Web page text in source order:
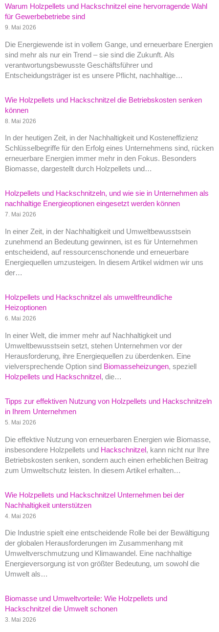
Warum Holzpellets und Hackschnitzel eine hervorragende Wahl
für Gewerbebetriebe sind
9. Mai 2026
Die Energiewende ist in vollem Gange, und erneuerbare Energien
sind mehr als nur ein Trend – sie sind die Zukunft. Als
verantwortungsbewusste Geschäftsführer und
Entscheidungsträger ist es unsere Pflicht, nachhaltige…
Wie Holzpellets und Hackschnitzel die Betriebskosten senken
können
8. Mai 2026
In der heutigen Zeit, in der Nachhaltigkeit und Kosteneffizienz
Schlüsselbegriffe für den Erfolg eines Unternehmens sind, rücken
erneuerbare Energien immer mehr in den Fokus. Besonders
Biomasse, dargestellt durch Holzpellets und…
Holzpellets und Hackschnitzeln, und wie sie in Unternehmen als
nachhaltige Energieoptionen eingesetzt werden können
7. Mai 2026
In einer Zeit, in der Nachhaltigkeit und Umweltbewusstsein
zunehmend an Bedeutung gewinnen, ist es für Unternehmen
entscheidend, auf ressourcenschonende und erneuerbare
Energiequellen umzusteigen. In diesem Artikel widmen wir uns
der…
Holzpellets und Hackschnitzel als umweltfreundliche
Heizoptionen
6. Mai 2026
In einer Welt, die immer mehr auf Nachhaltigkeit und
Umweltbewusstsein setzt, stehen Unternehmen vor der
Herausforderung, ihre Energiequellen zu überdenken. Eine
vielversprechende Option sind Biomasseheizungen, speziell
Holzpellets und Hackschnitzel , die…
Tipps zur effektiven Nutzung von Holzpellets und Hackschnitzeln
in Ihrem Unternehmen
5. Mai 2026
Die effektive Nutzung von erneuerbaren Energien wie Biomasse,
insbesondere Holzpellets und Hackschnitzel, kann nicht nur Ihre
Betriebskosten senken, sondern auch einen erheblichen Beitrag
zum Umweltschutz leisten. In diesem Artikel erhalten…
Wie Holzpellets und Hackschnitzel Unternehmen bei der
Nachhaltigkeit unterstützen
4. Mai 2026
Die Industrie spielt eine entscheidende Rolle bei der Bewältigung
der globalen Herausforderungen im Zusammenhang mit
Umweltverschmutzung und Klimawandel. Eine nachhaltige
Energieversorgung ist von größter Bedeutung, um sowohl die
Umwelt als…
Biomasse und Umweltvorteile: Wie Holzpellets und
Hackschnitzel die Umwelt schonen
3. Mai 2026